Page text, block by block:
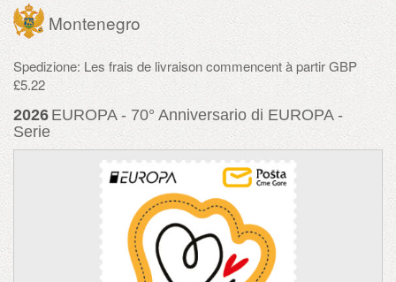
Montenegro
Spedizione: Les frais de livraison commencent à partir GBP
£5.22
2026 EUROPA - 70° Anniversario di EUROPA -
Serie